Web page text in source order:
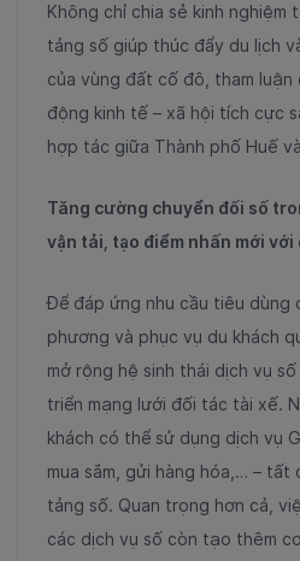
Không chỉ chia sẻ kinh nghiệm
tảng số giúp thúc đẩy du lịch
của vùng đất cố đô, tham
động kinh tế – xã hội tích cực
hợp tác giữa Thành phố Huế
Tăng cường chuyển đối số
vận tải, tạo điểm nhấn mới với
Để đáp ứng nhu cầu tiêu dùng
phương và phục vụ du khách
mở rộng hệ sinh thái dịch vụ
triển mạng lưới đối tác tài xế.
khách có thể sử dụng dịch vụ
mua sắm, gửi hàng hóa,… – tất
tảng số. Quan trọng hơn cả,
các dịch vụ số còn tạo thêm